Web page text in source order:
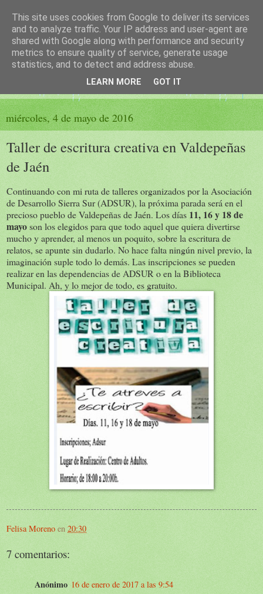
El sueño de las palabras
PÁGINA LITERARIA DE FELISA MORENO
miércoles, 4 de mayo de 2016
Taller de escritura creativa en Valdepeñas
de Jaén
Continuando con mi ruta de talleres organizados por la Asociación
de Desarrollo Sierra Sur (ADSUR), la próxima parada será en el
precioso pueblo de Valdepeñas de Jaén. Los días 11, 16 y 18 de
mayoson los elegidos para que todo aquel que quiera divertirse
mucho y aprender, al menos un poquito, sobre la escritura de
relatos, se apunte sin dudarlo. No hace falta ningún nivel previo, la
imaginación suple todo lo demás. Las inscripciones se pueden
realizar en las dependencias de ADSUR o en la Biblioteca
Municipal. Ah, y lo mejor de todo, es gratuito.
Felisa Moreno en 20:30
7 comentarios:
Anónimo 16 de enero de 2017 a las 9:54
This site uses cookies from Google to deliver its services
and to analyze traffic. Your IP address and user-agent are
shared with Google along with performance and security
metrics to ensure quality of service, generate usage
statistics, and to detect and address abuse.
LEARN MORE GOT IT